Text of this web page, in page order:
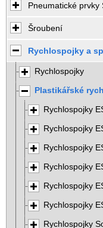
Pneumatické prvky
Šroubení
Rychlospojky a
Rychlospojky
Plastikářské
Rychlospojky
Rychlospojky
Rychlospojky
Rychlospojky
Rychlospojky
Rychlospojky
Rychlospojky